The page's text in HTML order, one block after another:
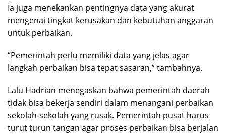
Ia juga menekankan pentingnya data yang akurat
mengenai tingkat kerusakan dan kebutuhan anggaran
untuk perbaikan.
“Pemerintah perlu memiliki data yang jelas agar
langkah perbaikan bisa tepat sasaran,” tambahnya.
Lalu Hadrian menegaskan bahwa pemerintah daerah
tidak bisa bekerja sendiri dalam menangani perbaikan
sekolah-sekolah yang rusak. Pemerintah pusat harus
turut turun tangan agar proses perbaikan bisa berjalan